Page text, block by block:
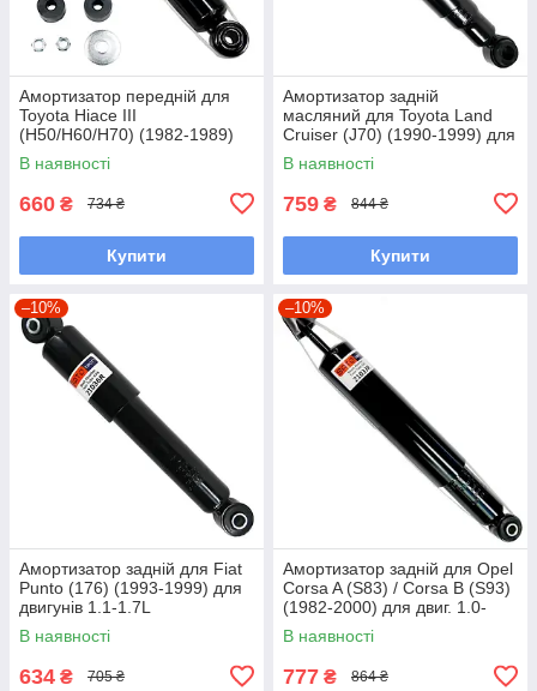
Амортизатор передній для
Toyota Hiace III
(H50/H60/H70) (1982-1989)
для двигунів 1.8-2.4L
В наявності
660 ₴ 734 ₴
Купити
Амортизатор задній
масляний для Toyota Land
Cruiser (J70) (1990-1999) для
двигуна 4.2D
В наявності
759 ₴ 844 ₴
Купити
–10%
Амортизатор задній для Fiat
Punto (176) (1993-1999) для
двигунів 1.1-1.7L
В наявності
634 ₴ 705 ₴
–10%
Амортизатор задній для Opel
Corsa A (S83) / Corsa B (S93)
(1982-2000) для двиг. 1.0-
1.5L
В наявності
777 ₴ 864 ₴